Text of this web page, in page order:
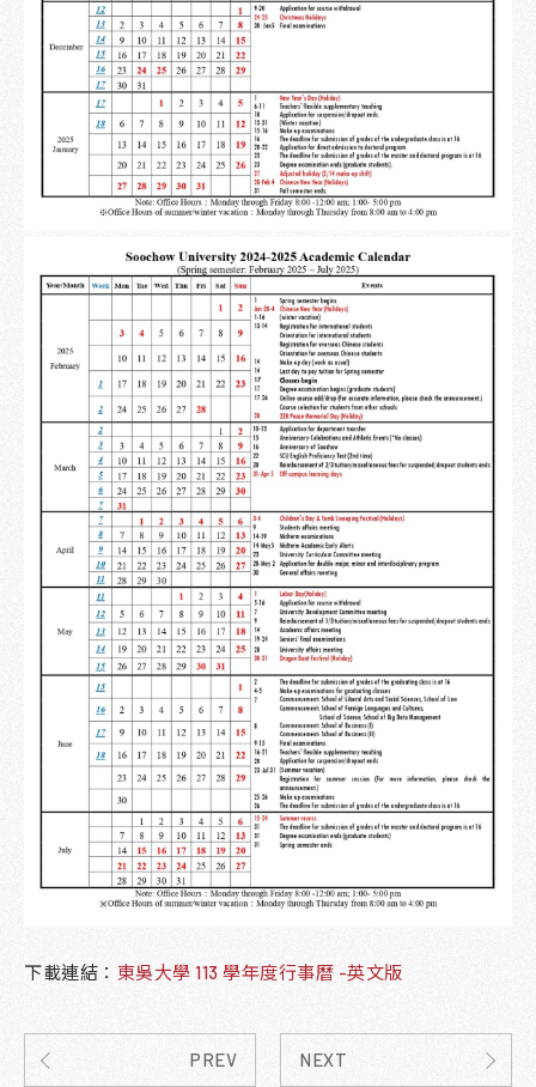
下載連結： 東吳大學 113 學年度行事曆 -英文版
PREV NEXT